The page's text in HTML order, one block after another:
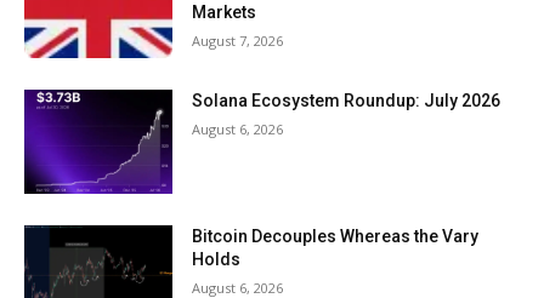
Markets
August 7, 2026
Solana Ecosystem Roundup: July 2026
August 6, 2026
Bitcoin Decouples Whereas the Vary
Holds
August 6, 2026